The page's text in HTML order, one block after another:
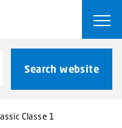
Search website
Classe 1